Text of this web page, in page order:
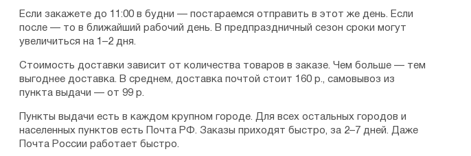
Если закажете до 11:00 в будни — постараемся отправить в этот же день. Если
после — то в ближайший рабочий день. В предпраздничный сезон сроки могут
увеличиться на 1–2 дня.
Стоимость доставки зависит от количества товаров в заказе. Чем больше — тем
выгоднее доставка. В среднем, доставка почтой стоит 160 р., самовывоз из
пункта выдачи — от 99 р.
Пункты выдачи есть в каждом крупном городе. Для всех остальных городов и
населенных пунктов есть Почта РФ. Заказы приходят быстро, за 2–7 дней. Даже
Почта России работает быстро.